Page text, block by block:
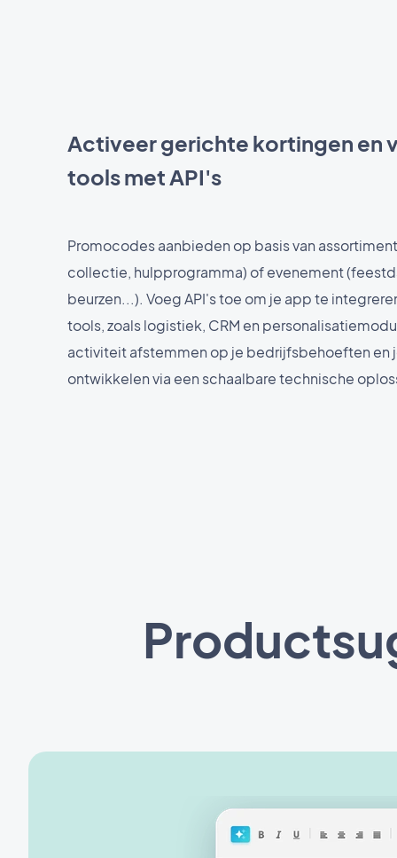
Activeer gerichte kortingen en
tools met API's
Promocodes aanbieden op basis van
collectie, hulpprogramma) of evenement
beurzen...). Voeg API's toe om je app te
tools, zoals logistiek, CRM en
activiteit afstemmen op je bedrijfsbehoeften en
ontwikkelen via een schaalbare technische